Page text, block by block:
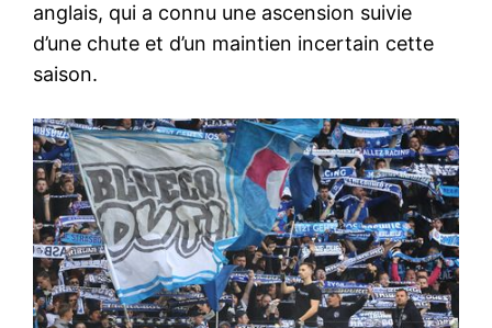
anglais, qui a connu une ascension suivie
d’une chute et d’un maintien incertain cette
saison.